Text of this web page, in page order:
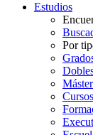
Estudios
Por